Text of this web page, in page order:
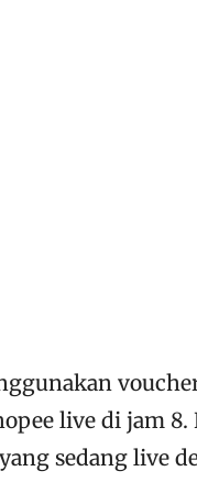
live di jam
sedang live